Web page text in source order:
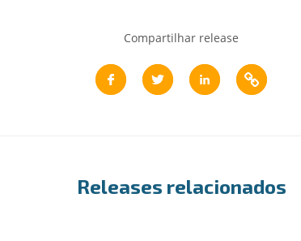
Compartilhar release
Releases relacionados